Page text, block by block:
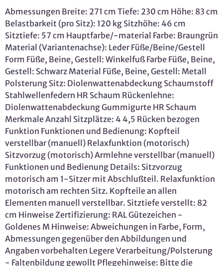
Abmessungen Breite: 271 cm Tiefe: 230 cm Höhe: 83 cm
Belastbarkeit (pro Sitz): 120 kg Sitzhöhe: 46 cm
Sitztiefe: 57 cm Hauptfarbe/-material Farbe: Braungrün
Material (Variantenachse): Leder Füße/Beine/Gestell
Form Füße, Beine, Gestell: Winkelfuß Farbe Füße, Beine,
Gestell: Schwarz Material Füße, Beine, Gestell: Metall
Polsterung Sitz: Diolenwattenabdeckung Schaumstoff
Stahlwellenfedern HR Schaum Rückenlehne:
Diolenwattenabdeckung Gummigurte HR Schaum
Merkmale Anzahl Sitzplätze: 4 4,5 Rücken bezogen
Funktion Funktionen und Bedienung: Kopfteil
verstellbar (manuell) Relaxfunktion (motorisch)
Sitzvorzug (motorisch) Armlehne verstellbar (manuell)
Funktionen und Bedienung Details: Sitzvorzug
motorisch am 1-Sitzer mit Abschlußteil. Relaxfunktion
motorisch am rechten Sitz. Kopfteile an allen
Elementen manuell verstellbar. Sitztiefe verstellt: 82
cm Hinweise Zertifizierung: RAL Gütezeichen -
Goldenes M Hinweise: Abweichungen in Farbe, Form,
Abmessungen gegenüber den Abbildungen und
Angaben vorbehalten Legere Verarbeitung/Polsterung
- Faltenbildung gewollt Pflegehinweise: Bitte die